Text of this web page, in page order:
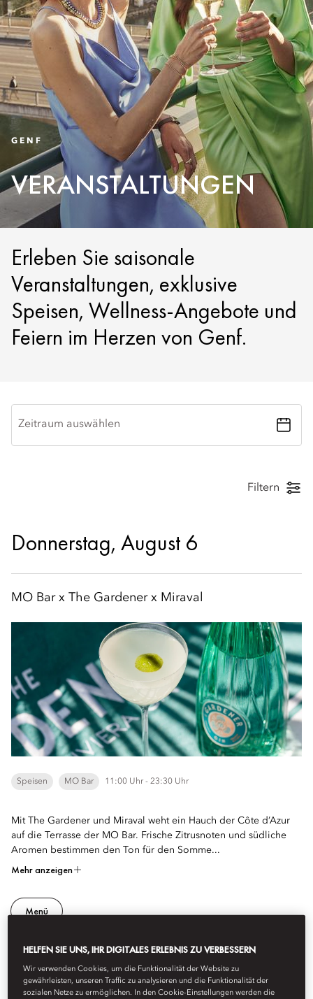
GENF
VERANSTALTUNGEN
Erleben Sie saisonale
Veranstaltungen, exklusive
Speisen, Wellness-Angebote und
Feiern im Herzen von Genf.
Zeitraum auswählen
Filtern
Donnerstag, August 6
MO Bar x The Gardener x Miraval
Speisen MO Bar 11:00 Uhr - 23:30 Uhr
Mit The Gardener und Miraval weht ein Hauch der Côte d’Azur
auf die Terrasse der MO Bar. Frische Zitrusnoten und südliche
Aromen bestimmen den Ton für den Somme...
Mehr anzeigen
Menü
Freitag, August 7
HELFEN SIE UNS, IHR DIGITALES ERLEBNIS ZU VERBESSERN
Wir verwenden Cookies, um die Funktionalität der Website zu
gewährleisten, unseren Traffic zu analysieren und die Funktionalität der
sozialen Netze zu ermöglichen. In den Cookie-Einstellungen werden die